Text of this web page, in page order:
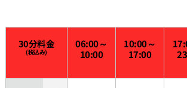
30分料金
(税込み)
06:00～
10:00
10:00～
17:00